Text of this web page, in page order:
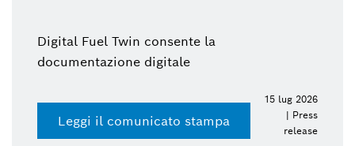
Digital Fuel Twin consente la
documentazione digitale
Leggi il comunicato stampa
15 lug 2026
| Press
release